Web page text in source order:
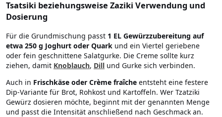
Tsatsiki beziehungsweise Zaziki Verwendung und
Dosierung
Für die Grundmischung passt 1 EL Gewürzzubereitung auf
etwa 250 g Joghurt oder Quark und ein Viertel geriebene
oder fein geschnittene Salatgurke. Die Creme sollte kurz
ziehen, damit Knoblauch, Dill und Gurke sich verbinden.
Auch in Frischkäse oder Crème fraîche entsteht eine festere
Dip-Variante für Brot, Rohkost und Kartoffeln. Wer Tzatziki
Gewürz dosieren möchte, beginnt mit der genannten Menge
und passt die Intensität anschließend nach Geschmack an.